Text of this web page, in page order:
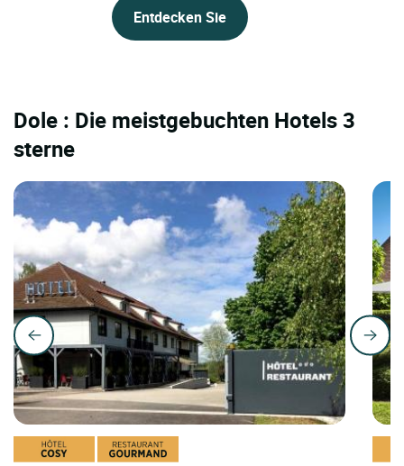
Entdecken Sie
Dole : Die meistgebuchten Hotels 3
sterne